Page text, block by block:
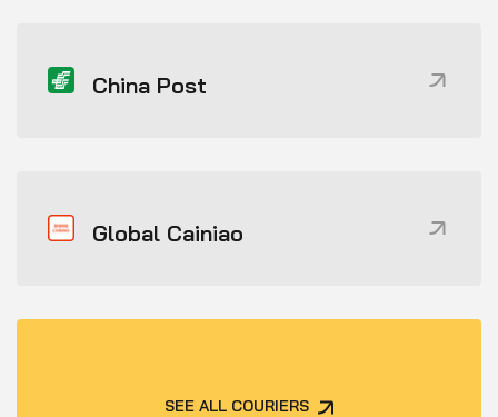
China Post
Global Cainiao
SEE ALL COURIERS